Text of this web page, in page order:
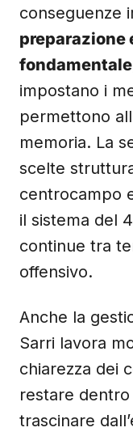
conseguenze
preparazione
fondamentale
impostano i
permettono
memoria. La
scelte
centrocampo
il sistema del
continue tra
offensivo.
Anche la
Sarri lavora
chiarezza dei
restare
trascinare